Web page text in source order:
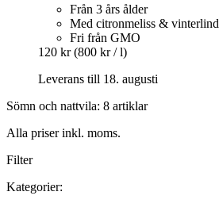
Från 3 års ålder
Med citronmeliss & vinterlind
Fri från GMO
120 kr (800 kr / l)
Leverans till 18. augusti
Sömn och nattvila: 8 artiklar
Alla priser inkl. moms.
Filter
Kategorier: